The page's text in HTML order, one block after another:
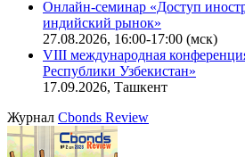
Онлайн-семинар «Новый
офисную недвижимость»
11.08.2026, 16:30-18:00 (мск)
Онлайн-семинар «Доступ
индийский рынок»
VIII международная
Республики Узбекистан»
17.09.2026, Ташкент